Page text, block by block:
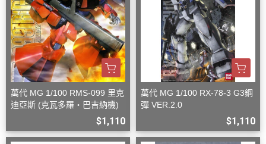
萬代 MG 1/100 RMS-099 里克
迪亞斯 (克瓦多羅・巴吉納機)
$1,110
萬代 MG 1/100 RX-78-3 G3鋼
彈 VER.2.0
$1,110